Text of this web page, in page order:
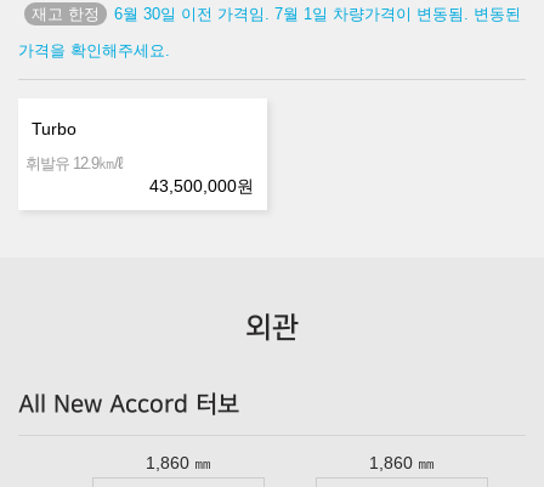
6월 30일 이전 가격임. 7월 1일 차량가격이 변동됨. 변동된
가격을 확인해주세요.
Turbo
휘발유 12.9㎞/ℓ
43,500,000원
외관
All New Accord 터보
1,860 ㎜ 1,860 ㎜